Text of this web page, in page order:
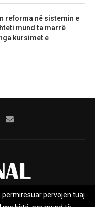
reforma në sistemin e
mund ta marrë
kursimet e
përvojën tuaj.